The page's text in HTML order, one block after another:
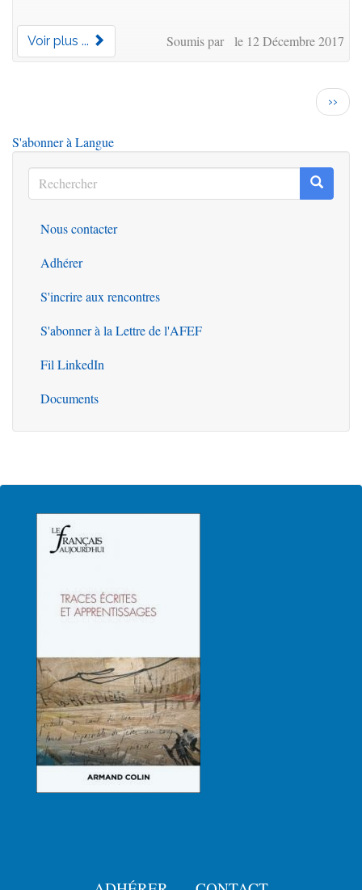
Voir plus ... Soumis par le 12 Décembre 2017
Page
››
S'abonner à Langue
Rechercher
Rechercher
Outils
Nous contacter
Adhérer
S'incrire aux rencontres
S'abonner à la Lettre de l'AFEF
Fil LinkedIn
Documents